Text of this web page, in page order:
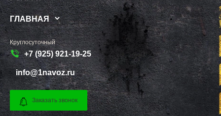
СЫЧЕВО
ТАЛДОМ
ТЕКСТИЛЬЩИК
ТЕМПЫ
ТИШКОВО
ТОМИЛИНО
ТРОИЦК
ТРОИЦКОЕ
ТУГОЛЕССКИЙ БОР
ТУПИКОВО
ТУЧКОВО
УВАРОВКА
УДЕЛЬНАЯ
УЗУНОВО
ТУТАЕВ
БЕЛЕБЕЙ
ПРИМОРСК
ВЕРЕЩАГИНО
ГУБАХА
УЗЛОВАЯ
САЛЕХАРД
ПРОКОПЬЕВСК
СЕМЕНОВ
СТАРАЯ РУССА
КРАСНОКАМСК
АПАТИТЫ
БАЛАХНА
ГЛАВНАЯ
Круглосуточный
+7 (925) 921-19-25
info@1navoz.ru
Заказать звонок